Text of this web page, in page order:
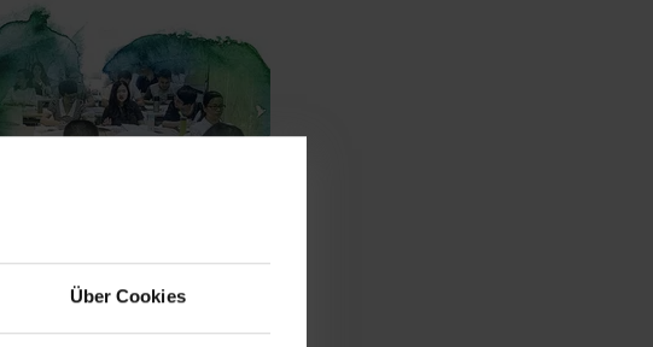
Über Cookies